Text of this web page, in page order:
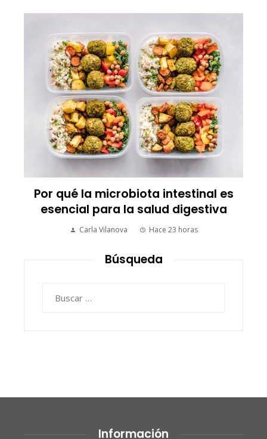
Por qué la microbiota intestinal es
esencial para la salud digestiva
Carla Vilanova Hace 23 horas
Búsqueda
Información